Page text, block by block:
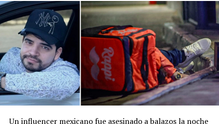
Comparte esto:
Facebook
Me gusta esto:
Un influencer mexicano fue asesinado a balazos la noche